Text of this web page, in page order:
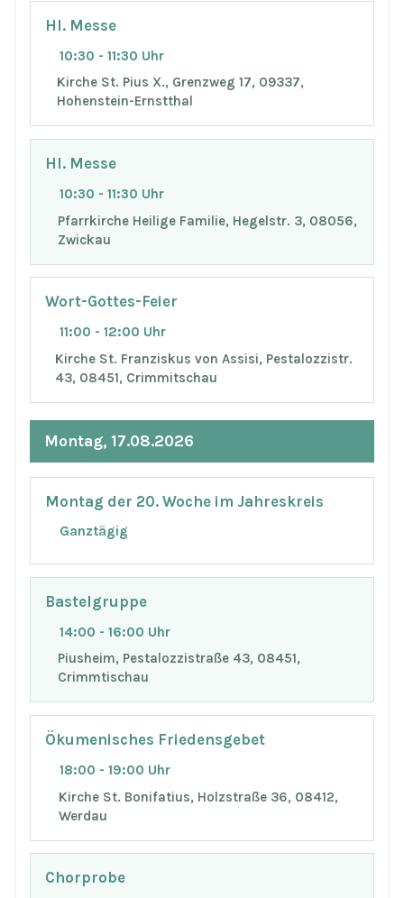
Hl. Messe
10:30 - 11:30 Uhr
Kirche St. Pius X., Grenzweg 17, 09337,
Hohenstein-Ernstthal
Hl. Messe
10:30 - 11:30 Uhr
Pfarrkirche Heilige Familie, Hegelstr. 3, 08056,
Zwickau
Wort-Gottes-Feier
11:00 - 12:00 Uhr
Kirche St. Franziskus von Assisi, Pestalozzistr.
43, 08451, Crimmitschau
Montag, 17.08.2026
Montag der 20. Woche im Jahreskreis
Ganztägig
Bastelgruppe
14:00 - 16:00 Uhr
Piusheim, Pestalozzistraße 43, 08451,
Crimmtischau
Ökumenisches Friedensgebet
18:00 - 19:00 Uhr
Kirche St. Bonifatius, Holzstraße 36, 08412,
Werdau
Chorprobe